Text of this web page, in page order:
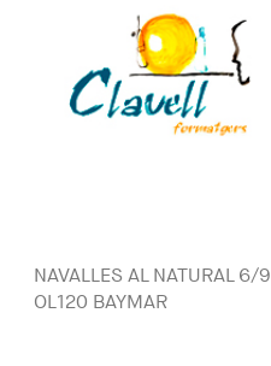
NAVALLES AL NATURAL 6/9
OL120 BAYMAR